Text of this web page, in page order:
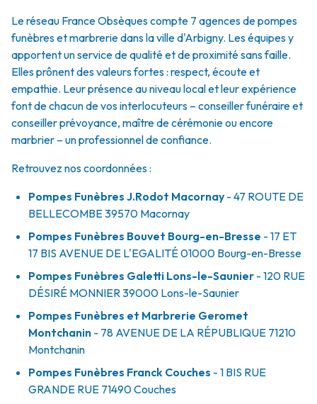
Le réseau France Obsèques compte 7 agences de pompes
funèbres et marbrerie dans la ville d'Arbigny. Les équipes y
apportent un service de qualité et de proximité sans faille.
Elles prônent des valeurs fortes : respect, écoute et
empathie. Leur présence au niveau local et leur expérience
font de chacun de vos interlocuteurs – conseiller funéraire et
conseiller prévoyance, maître de cérémonie ou encore
marbrier – un professionnel de confiance.
Retrouvez nos coordonnées :
Pompes Funèbres J.Rodot Macornay - 47 ROUTE DE
BELLECOMBE39570 Macornay
Pompes Funèbres Bouvet Bourg-en-Bresse - 17 ET
17 BIS AVENUE DE L'EGALITÉ01000 Bourg-en-Bresse
Pompes Funèbres Galetti Lons-le-Saunier - 120 RUE
DÉSIRÉ MONNIER39000 Lons-le-Saunier
Pompes Funèbres et Marbrerie Geromet
Montchanin - 78 AVENUE DE LA RÉPUBLIQUE 71210
Montchanin
Pompes Funèbres Franck Couches - 1 BIS RUE
GRANDE RUE 71490Couches